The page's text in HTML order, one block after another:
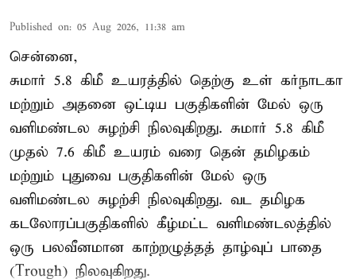
Published on: 05 Aug 2026, 11:38 am
சென்னை,
சுமார் 5.8 கிமீ உயரத்தில் தெற்கு உள் கர்நாடகா
மற்றும் அதனை ஒட்டிய பகுதிகளின் மேல் ஒரு
வளிமண்டல சுழற்சி நிலவுகிறது. சுமார் 5.8 கிமீ
முதல் 7.6 கிமீ உயரம் வரை தென் தமிழகம்
மற்றும் புதுவை பகுதிகளின் மேல் ஒரு
வளிமண்டல சுழற்சி நிலவுகிறது. வட தமிழக
கடலோரப்பகுதிகளில் கீழ்மட்ட வளிமண்டலத்தில்
ஒரு பலவீனமான காற்றழுத்தத் தாழ்வுப் பாதை
(Trough) நிலவுகிறது.